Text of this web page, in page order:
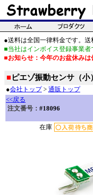
●送料は全国一律料金です。
■当社はインボイス登録事業
■お知らせ：今年のお盆休みは
■ ピエゾ振動センサ（小
●会社トップ> 通販トップ
<<戻る
注文番号： #18096
在庫